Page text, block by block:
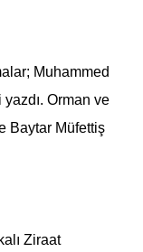
Muhammed
Orman ve
Baytar Müfettiş
Ziraat